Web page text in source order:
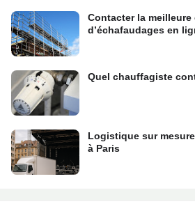
Contacter la
d’échafaudages en
Quel chauffagiste
Logistique sur
à Paris